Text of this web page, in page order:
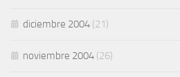
diciembre 2004 (21)
noviembre 2004 (26)